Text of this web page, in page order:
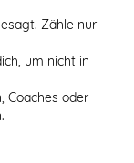
Zähle nur
um nicht in
Coaches oder